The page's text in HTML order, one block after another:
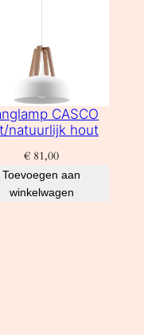
CASCO
natuurlijk hout
€ 81,00
Toevoegen aan
winkelwagen